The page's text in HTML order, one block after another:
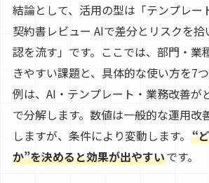
結論として、活用の型は「テンプレー
契約書レビュー AIで差分とリスクを
認を流す」です。ここでは、部門・業
きやすい課題と、具体的な使い方を7
例は、AI・テンプレート・業務改善が
で分解します。数値は一般的な運用改
しますが、条件により変動します。 “
か”を決めると効果が出やすいです。